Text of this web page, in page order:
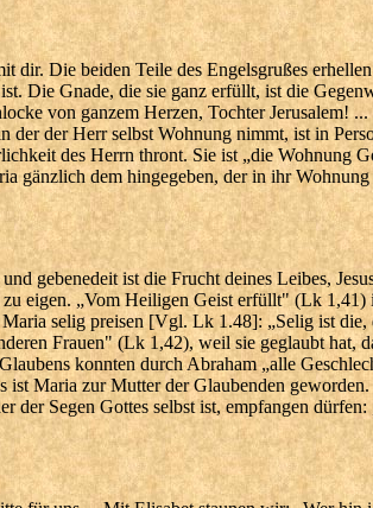
dir. Die beiden Teile des Engelsgrußes
Die Gnade, die sie ganz erfüllt, ist die
von ganzem Herzen, Tochter Jerusalem!
der der Herr selbst Wohnung nimmt, ist in
des Herrn thront. Sie ist „die Wohnung
gänzlich dem hingegeben, der in ihr
gebenedeit ist die Frucht deines Leibes,
eigen. „Vom Heiligen Geist erfüllt" (Lk 1,41)
selig preisen [Vgl. Lk 1.48]: „Selig ist
Frauen" (Lk 1,42), weil sie geglaubt hat,
konnten durch Abraham „alle
ist Maria zur Mutter der Glaubenden
der Segen Gottes selbst ist, empfangen dürfen: